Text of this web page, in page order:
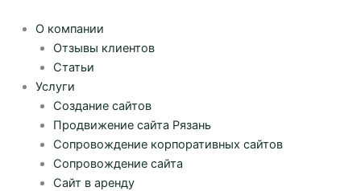
содержимому
О компании
Отзывы клиентов
Статьи
Услуги
Создание сайтов
Продвижение сайта Рязань
Сопровождение корпоративных сайтов
Сопровождение сайта
Сайт в аренду